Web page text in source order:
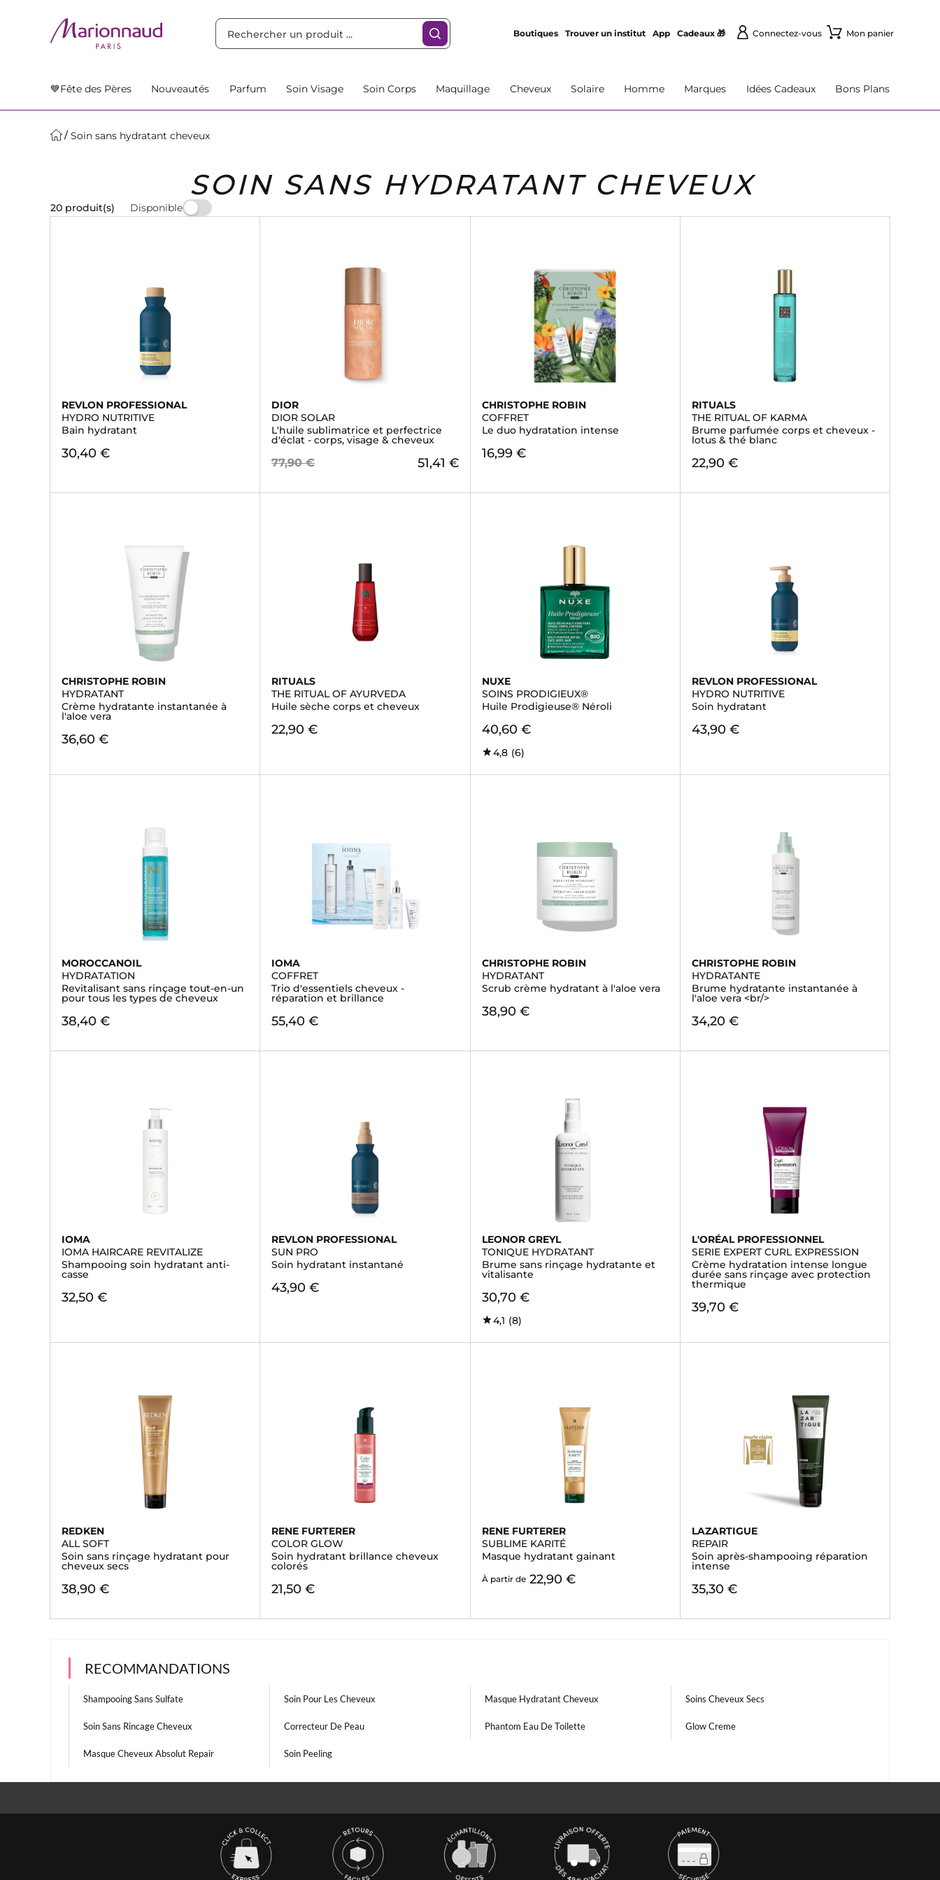
Boutiques Trouver un institut App Cadeaux 🎁 Connectez-vous Mon panier
💙Fête des Pères Nouveautés Parfum Soin Visage Soin Corps Maquillage Cheveux Solaire Homme Marques Idées Cadeaux Bons Plans
Soin sans hydratant cheveux
SOIN SANS HYDRATANT CHEVEUX
20 produit(s) Disponible
REVLON PROFESSIONAL
HYDRO NUTRITIVE
Bain hydratant
30,40 €
DIOR
DIOR SOLAR
L'huile sublimatrice et perfectrice
d'éclat - corps, visage & cheveux
77,90 € 51,41 €
CHRISTOPHE ROBIN
COFFRET
Le duo hydratation intense
16,99 €
RITUALS
THE RITUAL OF KARMA
Brume parfumée corps et cheveux -
lotus & thé blanc
22,90 €
CHRISTOPHE ROBIN
HYDRATANT
Crème hydratante instantanée à
l'aloe vera
36,60 €
RITUALS
THE RITUAL OF AYURVEDA
Huile sèche corps et cheveux
22,90 €
NUXE
SOINS PRODIGIEUX®
Huile Prodigieuse® Néroli
40,60 €
4,8 (6)
REVLON PROFESSIONAL
HYDRO NUTRITIVE
Soin hydratant
43,90 €
MOROCCANOIL
HYDRATATION
Revitalisant sans rinçage tout-en-un
pour tous les types de cheveux
38,40 €
IOMA
COFFRET
Trio d'essentiels cheveux -
réparation et brillance
55,40 €
CHRISTOPHE ROBIN
HYDRATANT
Scrub crème hydratant à l'aloe vera
38,90 €
CHRISTOPHE ROBIN
HYDRATANTE
Brume hydratante instantanée à
l'aloe vera <br/>
34,20 €
IOMA
IOMA HAIRCARE REVITALIZE
Shampooing soin hydratant anti-
casse
32,50 €
REVLON PROFESSIONAL
SUN PRO
Soin hydratant instantané
43,90 €
LEONOR GREYL
TONIQUE HYDRATANT
Brume sans rinçage hydratante et
vitalisante
30,70 €
4,1 (8)
L'ORÉAL PROFESSIONNEL
SERIE EXPERT CURL EXPRESSION
Crème hydratation intense longue
durée sans rinçage avec protection
thermique
39,70 €
REDKEN
ALL SOFT
Soin sans rinçage hydratant pour
cheveux secs
38,90 €
RENE FURTERER
COLOR GLOW
Soin hydratant brillance cheveux
colorés
21,50 €
RENE FURTERER
SUBLIME KARITÉ
Masque hydratant gainant
À partir de 22,90 €
LAZARTIGUE
REPAIR
Soin après-shampooing réparation
intense
35,30 €
RECOMMANDATIONS
Shampooing Sans Sulfate Soin Pour Les Cheveux Masque Hydratant Cheveux Soins Cheveux Secs
Soin Sans Rincage Cheveux Correcteur De Peau Phantom Eau De Toilette Glow Creme
Masque Cheveux Absolut Repair Soin Peeling